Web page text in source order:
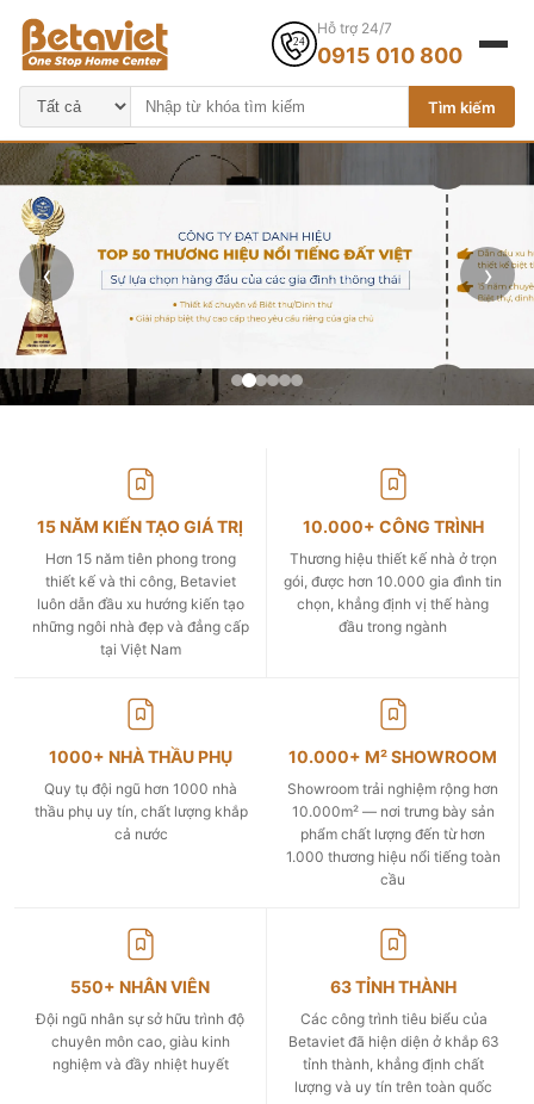
Tìm kiếm
Hỗ trợ 24/7
0915 010 800
‹ ›
15 NĂM KIẾN TẠO GIÁ TRỊ
Hơn 15 năm tiên phong trong
thiết kế và thi công, Betaviet
luôn dẫn đầu xu hướng kiến tạo
những ngôi nhà đẹp và đẳng cấp
tại Việt Nam
10.000+ CÔNG TRÌNH
Thương hiệu thiết kế nhà ở trọn
gói, được hơn 10.000 gia đình tin
chọn, khẳng định vị thế hàng
đầu trong ngành
1000+ NHÀ THẦU PHỤ
Quy tụ đội ngũ hơn 1000 nhà
thầu phụ uy tín, chất lượng khắp
cả nước
10.000+ M² SHOWROOM
Showroom trải nghiệm rộng hơn
10.000m² — nơi trưng bày sản
phẩm chất lượng đến từ hơn
1.000 thương hiệu nổi tiếng toàn
cầu
550+ NHÂN VIÊN
Đội ngũ nhân sự sở hữu trình độ
chuyên môn cao, giàu kinh
nghiệm và đầy nhiệt huyết
63 TỈNH THÀNH
Các công trình tiêu biểu của
Betaviet đã hiện diện ở khắp 63
tỉnh thành, khẳng định chất
lượng và uy tín trên toàn quốc